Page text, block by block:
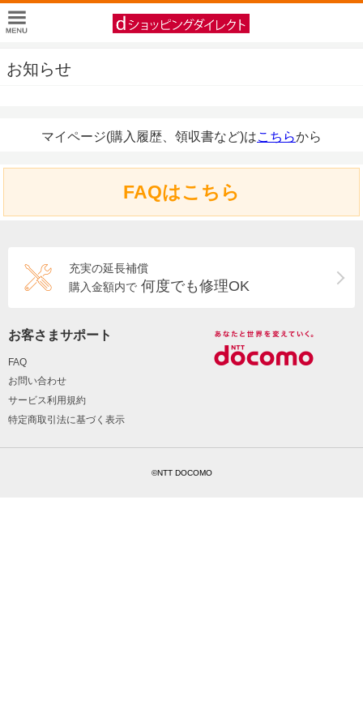
お知らせ
マイページ(購入履歴、領収書など)はこちらから
FAQはこちら
充実の延長補償
購入金額内で 何度でも修理OK
お客さまサポート
FAQ
お問い合わせ
サービス利用規約
特定商取引法に基づく表示
©NTT DOCOMO